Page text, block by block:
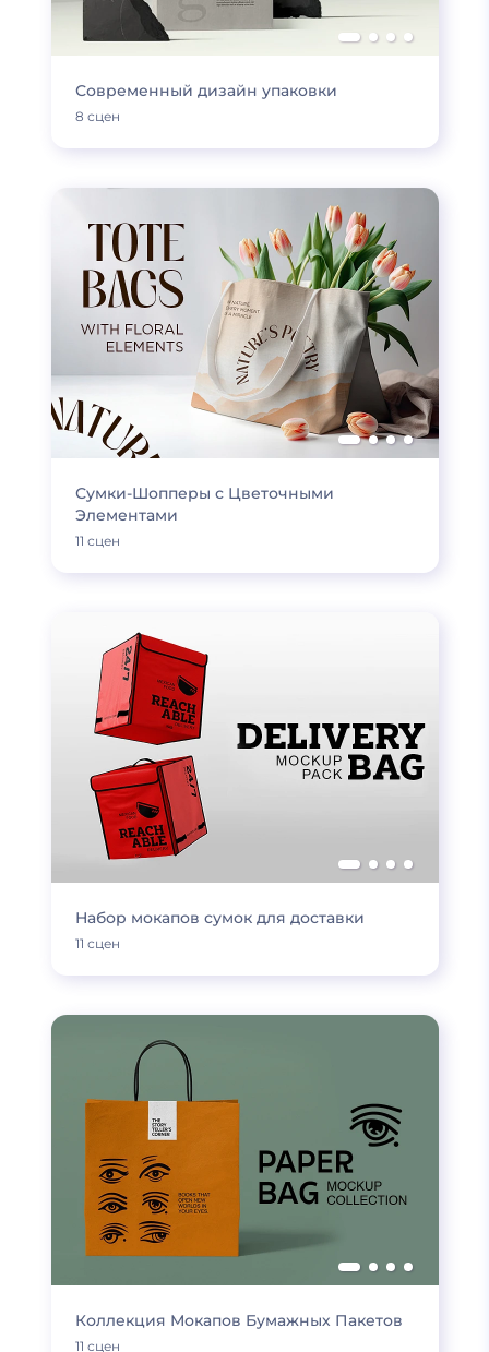
Современный дизайн упаковки
8 сцен
Сумки-Шопперы с Цветочными
Элементами
11 сцен
Набор мокапов сумок для доставки
11 сцен
Коллекция Мокапов Бумажных Пакетов
11 сцен